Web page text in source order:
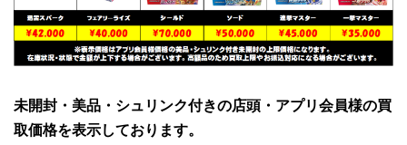
未開封・美品・シュリンク付きの店頭・アプリ会員様の買
取価格を表示しております。